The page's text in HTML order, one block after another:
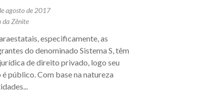
agosto de 2017
da Zênite
especificamente, as
do denominado Sistema S, têm
de direito privado, logo seu
público. Com base na natureza